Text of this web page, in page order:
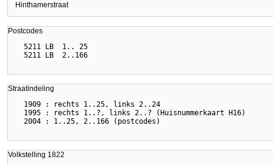
Hinthamerstraat
Postcodes
  5211 LB  1.. 25
Straatindeling
  1909 : rechts 1..25, links 2..24
  1995 : rechts 1..?, links 2..? (Huisnummerkaart H16)
Volkstelling 1822